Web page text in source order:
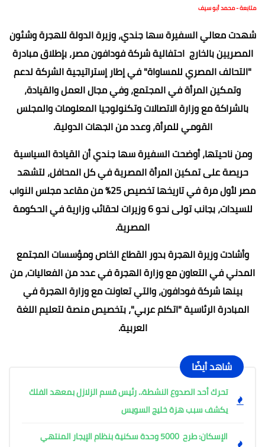
متابعة - محمد أبو سيف
شهدت معالي السفيرة سها جندي، وزيرة الدولة للهجرة وشئون
المصريين بالخارج احتفالية شركة فودافون مصر، بإطلاق مبادرة
"التحالف المصري للمساواة" في إطار إستراتيجية الشركة لدعم
وتمكين المرأة في المجتمع، وفي مجال العمل والقيادة،
بالشراكة مع وزارة الاتصالات وتكنولوجيا المعلومات والمجلس
القومي للمرأة، وعدد من الجهات الدولية.
ومن ناحيتها، أوضحت السفيرة سها جندي أن القيادة السياسية
حريصة على تمكين المرأة المصرية في كل المحافل، لتشهد
مصر لأول مرة في تاريخها تخصيص 25% من مقاعد مجلس النواب
للسيدات، بجانب تولى نحو 6 وزيرات لحقائب وزارية في الحكومة
المصرية.
وأشادت وزيرة الهجرة بدور القطاع الخاص ومؤسسات المجتمع
المدني في التعاون مع وزارة الهجرة في عدد من الفعاليات، من
بينها شركة فودافون، والتي تعاونت مع وزارة الهجرة في
المبادرة الرئاسية "اتكلم عربي"، بتخصيص منصة لتعليم اللغة
العربية.
شاهد أيضًا
تحرك أحد الصدوع النشطة.. رئيس قسم الزلازل بمعهد الفلك
يكشف سبب هزة خليج السويس
الإسكان: طرح 5000 وحدة سكنية بنظام الإيجار المنتهي